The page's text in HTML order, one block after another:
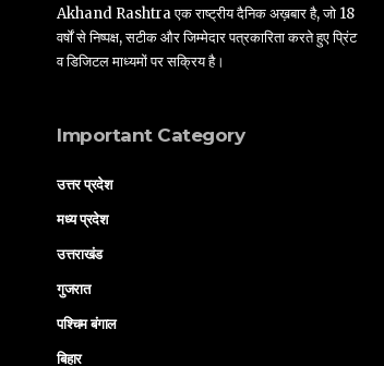
Akhand Rashtra एक राष्ट्रीय दैनिक अख़बार है, जो 18
वर्षों से निष्पक्ष, सटीक और जिम्मेदार पत्रकारिता करते हुए प्रिंट
व डिजिटल माध्यमों पर सक्रिय है।
Important Category
उत्तर प्रदेश
मध्य प्रदेश
उत्तराखंड
गुजरात
पश्चिम बंगाल
बिहार